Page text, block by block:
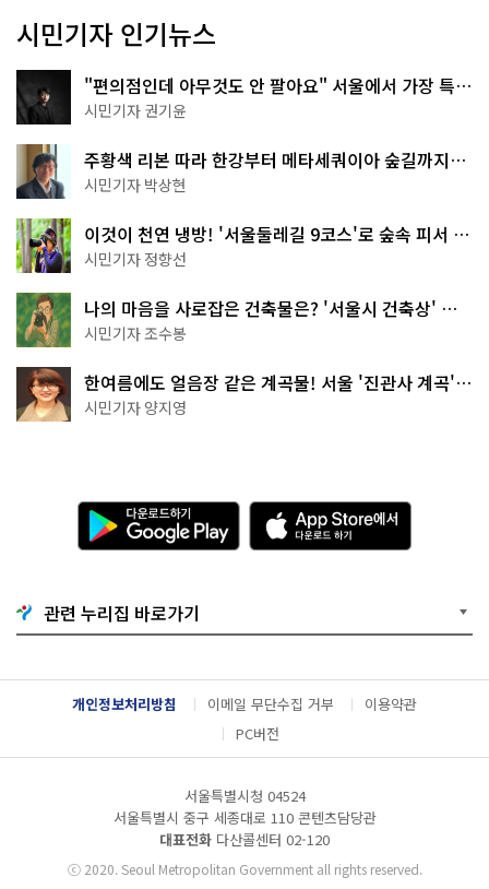
시민기자 인기뉴스
"편의점인데 아무것도 안 팔아요" 서울에서 가장 특별
한 편의점의 정체
시민기자 권기윤
주황색 리본 따라 한강부터 메타세쿼이아 숲길까지…
서울둘레길 15코스
시민기자 박상현
이것이 천연 냉방! '서울둘레길 9코스'로 숲속 피서 떠
나볼까
시민기자 정향선
나의 마음을 사로잡은 건축물은? '서울시 건축상' 수
상작 공개!
시민기자 조수봉
한여름에도 얼음장 같은 계곡물! 서울 '진관사 계곡'이
천국이네~
시민기자 양지영
다
운
로
기
G
o
g
l
e
A
p
p
e
서
다
운
관련 누리집 바로가기
개인정보처리방침 이메일 무단수집 거부
이용약관
PC버전
서울특별시청 04524
서울특별시 중구 세종대로 110 콘텐츠담당관
대표전화 다산콜센터 02-120
ⓒ2020. Seoul Metropolitan Government all rights reserved.